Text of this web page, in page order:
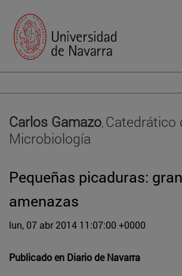
Carlos Gamazo, Catedrático
Microbiología
Pequeñas picaduras:
amenazas
lun, 07 abr 2014 11:07:00 +0000
Publicado en Diario de Navarra